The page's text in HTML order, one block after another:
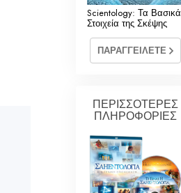
Scientology: Τα Βασικά
Στοιχεία της Σκέψης
ΠΑΡΑΓΓΕΙΛΕΤΕ
ΠΕΡΙΣΣΟΤΕΡΕΣ
ΠΛΗΡΟΦΟΡΙΕΣ